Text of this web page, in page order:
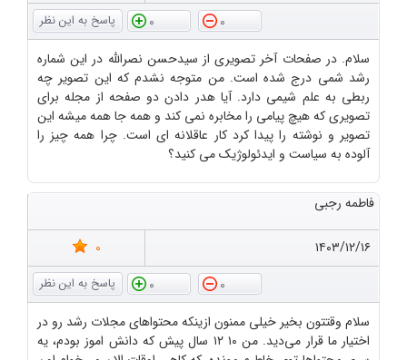
0
0
سلام. در صفحات آخر تصویری از سیدحسن نصرالله در این شماره
رشد شمی درج شده است. من متوجه نشدم که این تصویر چه
ربطی به علم شیمی دارد. آیا هدر دادن دو صفحه از مجله برای
تصویری که هیچ پیامی را مخابره نمی کند و همه جا همه میشه این
تصویر و نوشته را پیدا کرد کار عاقلانه ای است. چرا همه چیز را
آلوده به سیاست و ایدئولوژیک می کنید؟
فاطمه رجبی
۱۴۰۳/۱۲/۱۶
0
0
0
سلام وقتتون بخیر خیلی ممنون ازینکه محتواهای مجلات رشد رو در
اختیار ما قرار می‌دید. من ۱۰ ۱۲ سال پیش که دانش اموز بودم، یه